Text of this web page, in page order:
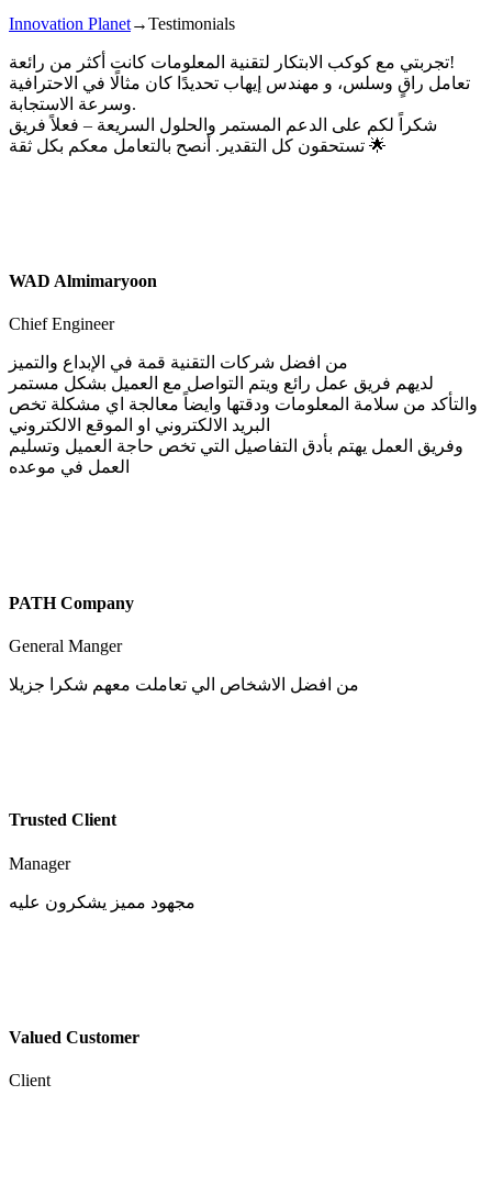
Innovation Planet→Testimonials
تجربتي مع كوكب الابتكار لتقنية المعلومات كانت أكثر من رائعة!
تعامل راقٍ وسلس، و مهندس إيهاب تحديدًا كان مثالًا في الاحترافية
وسرعة الاستجابة.
شكراً لكم على الدعم المستمر والحلول السريعة – فعلاً فريق
تستحقون كل التقدير. أنصح بالتعامل معكم بكل ثقة 🌟
WAD Almimaryoon
Chief Engineer
من افضل شركات التقنية قمة في الإبداع والتميز
لديهم فريق عمل رائع ويتم التواصل مع العميل بشكل مستمر
والتأكد من سلامة المعلومات ودقتها وايضاً معالجة اي مشكلة تخص
البريد الالكتروني او الموقع الالكتروني
وفريق العمل يهتم بأدق التفاصيل التي تخص حاجة العميل وتسليم
العمل في موعده
PATH Company
General Manger
Trusted Client
Manager
Valued Customer
Client